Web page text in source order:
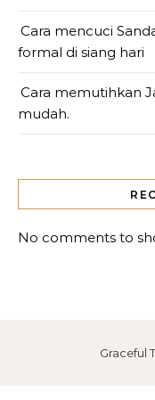
Cara mencuci
formal di siang hari
Cara memutihkan
mudah.
No comments to
Graceful